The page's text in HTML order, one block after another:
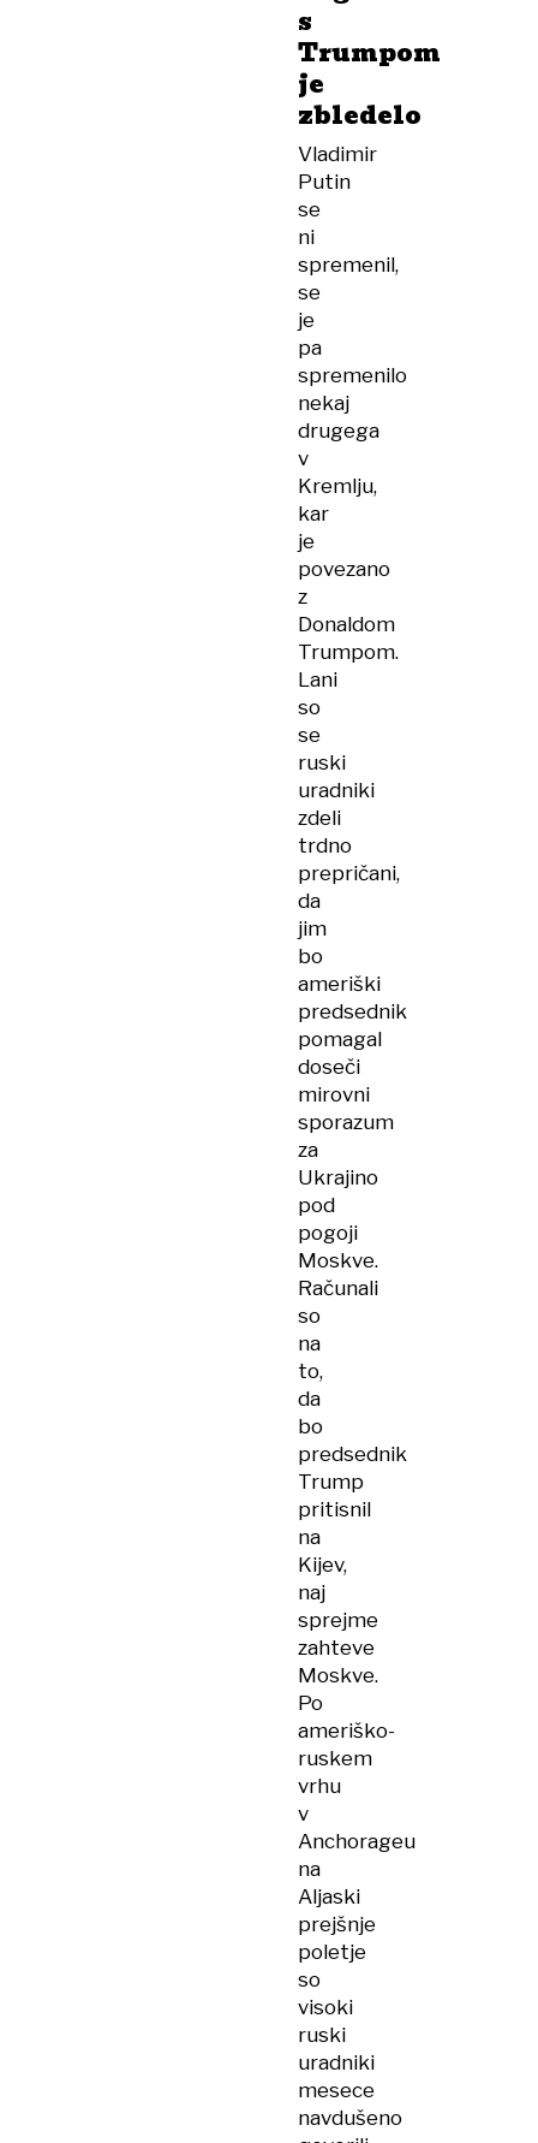
s
Trumpom
je
zbledelo
Vladimir
Putin
se
ni
spremenil,
se
je
pa
spremenilo
nekaj
drugega
v
Kremlju,
kar
je
povezano
z
Donaldom
Trumpom.
Lani
so
se
ruski
uradniki
zdeli
trdno
prepričani,
da
jim
bo
ameriški
predsednik
pomagal
doseči
mirovni
sporazum
za
Ukrajino
pod
pogoji
Moskve.
Računali
so
na
to,
da
bo
predsednik
Trump
pritisnil
na
Kijev,
naj
sprejme
zahteve
Moskve.
Po
ameriško-
ruskem
vrhu
v
Anchorageu
na
Aljaski
prejšnje
poletje
so
visoki
ruski
uradniki
mesece
navdušeno